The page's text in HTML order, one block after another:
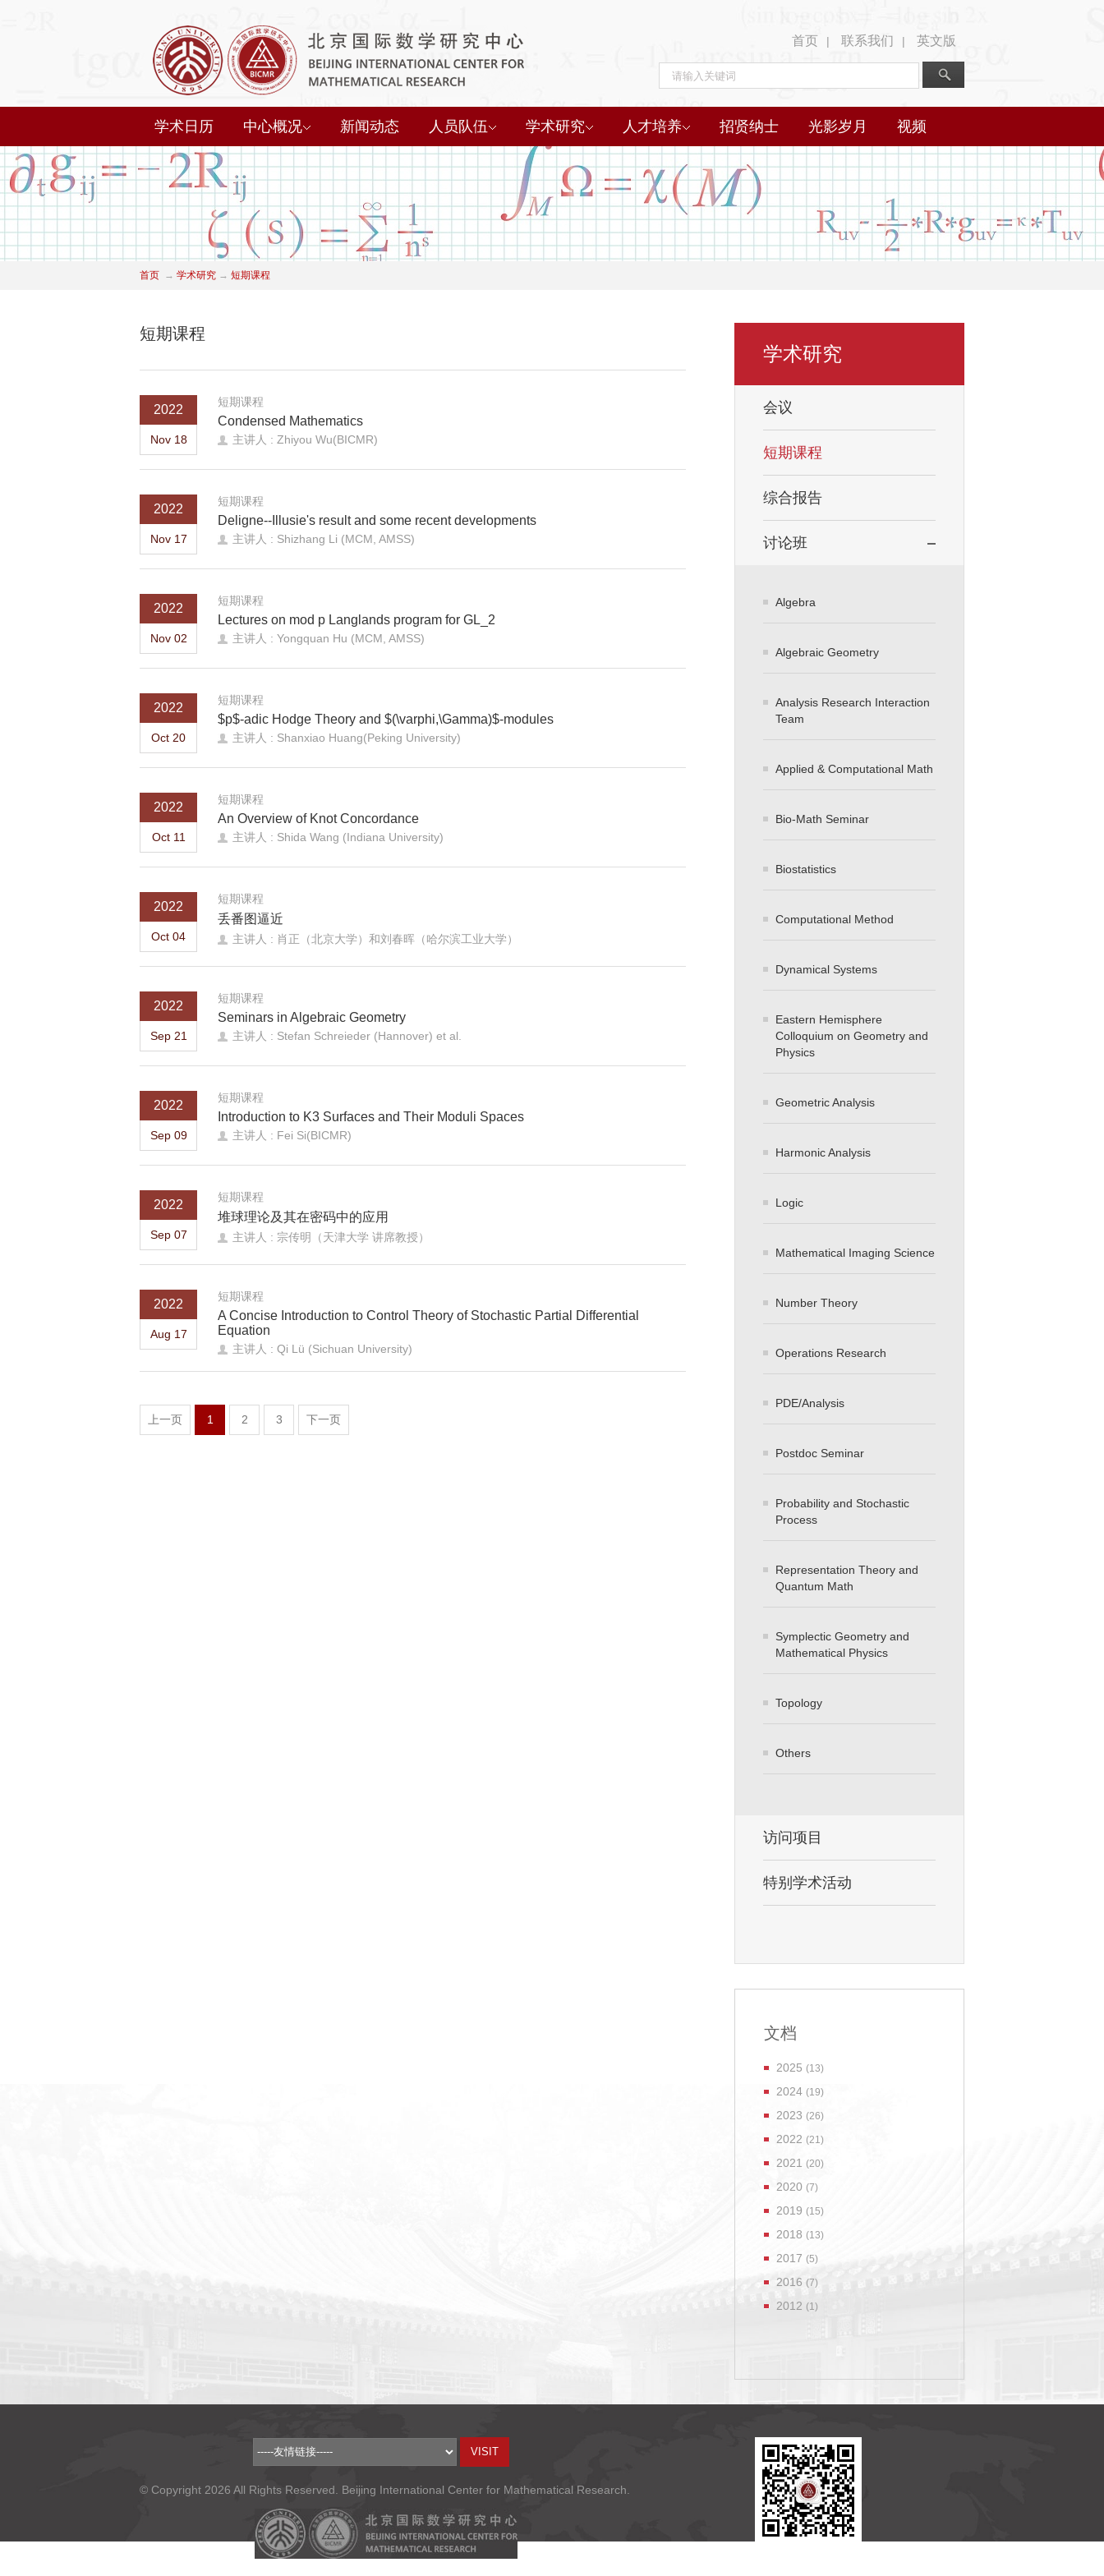
首页 | 联系我们 | 英文版
学术日历 中心概况 新闻动态 人员队伍 学术研究 人才培养 招贤纳士 光影岁月 视频
首页 → 学术研究 → 短期课程
短期课程
2022
Nov 18
短期课程
Condensed Mathematics
主讲人 : Zhiyou Wu(BICMR)
2022
Nov 17
短期课程
Deligne--Illusie's result and some recent developments
主讲人 : Shizhang Li (MCM, AMSS)
2022
Nov 02
短期课程
Lectures on mod p Langlands program for GL_2
主讲人 : Yongquan Hu (MCM, AMSS)
2022
Oct 20
短期课程
$p$-adic Hodge Theory and $(\varphi,\Gamma)$-modules
主讲人 : Shanxiao Huang(Peking University)
2022
Oct 11
短期课程
An Overview of Knot Concordance
主讲人 : Shida Wang (Indiana University)
2022
Oct 04
短期课程
丢番图逼近
主讲人 : 肖正（北京大学）和刘春晖（哈尔滨工业大学）
2022
Sep 21
短期课程
Seminars in Algebraic Geometry
主讲人 : Stefan Schreieder (Hannover) et al.
2022
Sep 09
短期课程
Introduction to K3 Surfaces and Their Moduli Spaces
主讲人 : Fei Si(BICMR)
2022
Sep 07
短期课程
堆球理论及其在密码中的应用
主讲人 : 宗传明（天津大学 讲席教授）
2022
Aug 17
短期课程
A Concise Introduction to Control Theory of Stochastic Partial Differential
Equation
主讲人 : Qi Lü (Sichuan University)
上一页 1 2 3 下一页
学术研究
会议
短期课程
综合报告
讨论班
Algebra
Algebraic Geometry
Analysis Research Interaction
Team
Applied & Computational Math
Bio-Math Seminar
Biostatistics
Computational Method
Dynamical Systems
Eastern Hemisphere
Colloquium on Geometry and
Physics
Geometric Analysis
Harmonic Analysis
Logic
Mathematical Imaging Science
Number Theory
Operations Research
PDE/Analysis
Postdoc Seminar
Probability and Stochastic
Process
Representation Theory and
Quantum Math
Symplectic Geometry and
Mathematical Physics
Topology
Others
访问项目
特别学术活动
文档
2025 (13)
2024 (19)
2023 (26)
2022 (21)
2021 (20)
2020 (7)
2019 (15)
2018 (13)
2017 (5)
2016 (7)
2012 (1)
© Copyright 2026 All Rights Reserved. Beijing International Center for Mathematical Research.